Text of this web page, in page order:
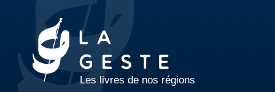
Les livres de nos régions